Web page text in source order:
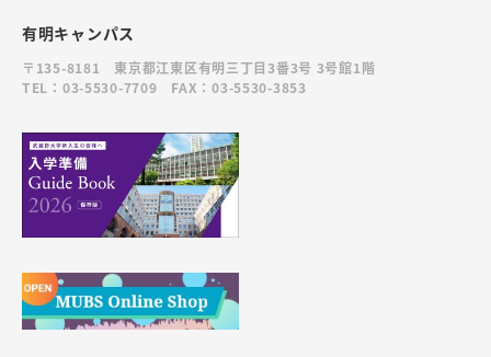
有明キャンパス
〒135-8181 東京都江東区有明三丁目3番3号 3号館1階
TEL：03-5530-7709 FAX：03-5530-3853